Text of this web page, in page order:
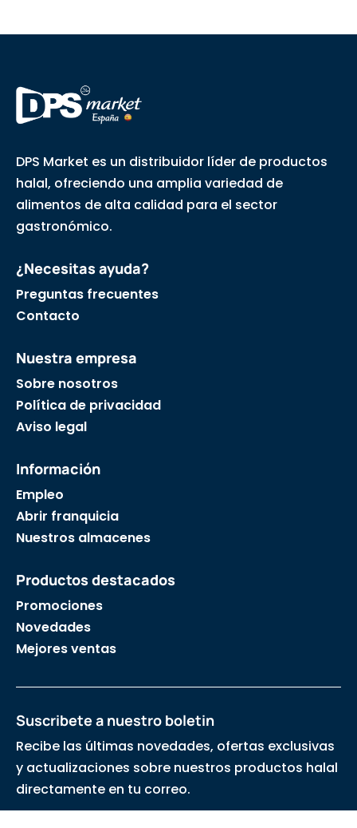
DPS Market es un distribuidor líder de productos
halal, ofreciendo una amplia variedad de
alimentos de alta calidad para el sector
gastronómico.
¿Necesitas ayuda?
Preguntas frecuentes
Contacto
Nuestra empresa
Sobre nosotros
Política de privacidad
Aviso legal
Información
Empleo
Abrir franquicia
Nuestros almacenes
Productos destacados
Promociones
Novedades
Mejores ventas
Suscribete a nuestro boletin
Recibe las últimas novedades, ofertas exclusivas
y actualizaciones sobre nuestros productos halal
directamente en tu correo.